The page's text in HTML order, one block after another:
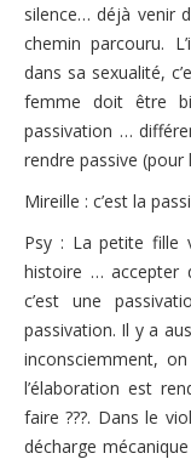
silence… déjà venir
chemin parcouru.
dans sa sexualité,
femme doit être
passivation …
rendre passive (pour
Mireille : c’est la
Psy : La petite fille
histoire … accepter
c’est une
passivation. Il y a
inconsciemment,
l’élaboration est
faire ???. Dans le
décharge